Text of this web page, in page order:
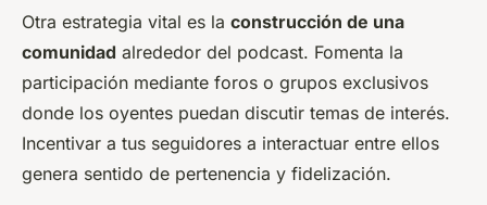
Otra estrategia vital es la construcción de una
comunidad alrededor del podcast. Fomenta la
participación mediante foros o grupos exclusivos
donde los oyentes puedan discutir temas de interés.
Incentivar a tus seguidores a interactuar entre ellos
genera sentido de pertenencia y fidelización.